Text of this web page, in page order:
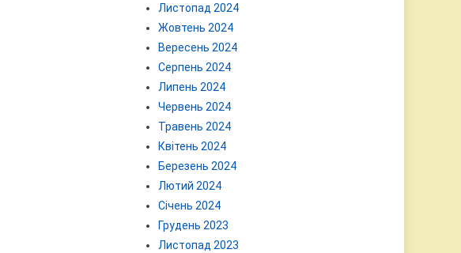
Листопад 2024
Жовтень 2024
Вересень 2024
Серпень 2024
Липень 2024
Червень 2024
Травень 2024
Квітень 2024
Березень 2024
Лютий 2024
Січень 2024
Грудень 2023
Листопад 2023